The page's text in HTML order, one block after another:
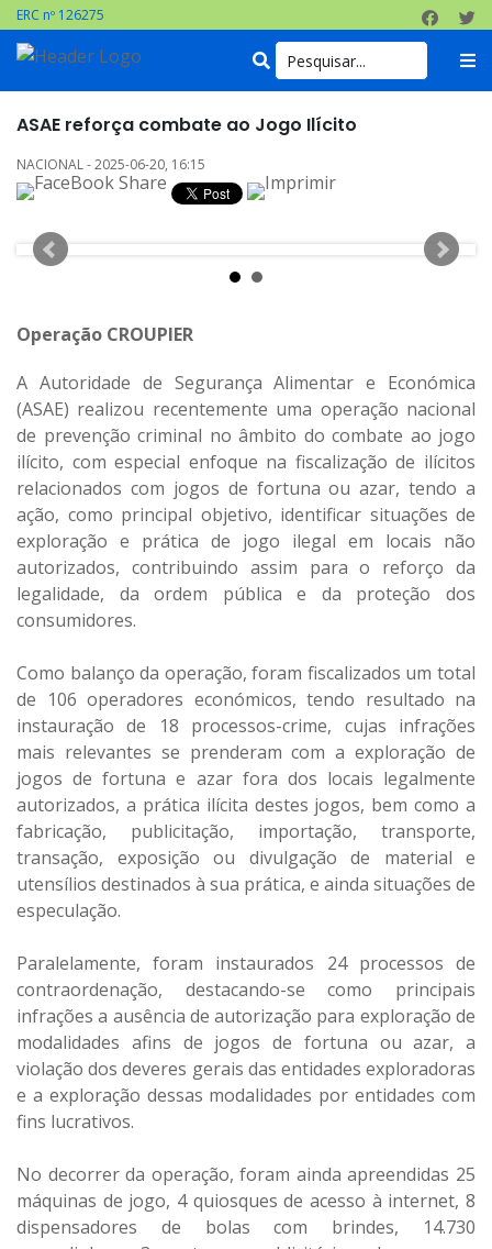
ERC nº 126275
ASAE reforça combate ao Jogo Ilícito
NACIONAL - 2025-06-20, 16:15
Operação CROUPIER
A Autoridade de Segurança Alimentar e Económica
(ASAE) realizou recentemente uma operação nacional
de prevenção criminal no âmbito do combate ao jogo
ilícito, com especial enfoque na fiscalização de ilícitos
relacionados com jogos de fortuna ou azar, tendo a
ação, como principal objetivo, identificar situações de
exploração e prática de jogo ilegal em locais não
autorizados, contribuindo assim para o reforço da
legalidade, da ordem pública e da proteção dos
consumidores.
Como balanço da operação, foram fiscalizados um total
de 106 operadores económicos, tendo resultado na
instauração de 18 processos-crime, cujas infrações
mais relevantes se prenderam com a exploração de
jogos de fortuna e azar fora dos locais legalmente
autorizados, a prática ilícita destes jogos, bem como a
fabricação, publicitação, importação, transporte,
transação, exposição ou divulgação de material e
utensílios destinados à sua prática, e ainda situações de
especulação.
Paralelamente, foram instaurados 24 processos de
contraordenação, destacando-se como principais
infrações a ausência de autorização para exploração de
modalidades afins de jogos de fortuna ou azar, a
violação dos deveres gerais das entidades exploradoras
e a exploração dessas modalidades por entidades com
fins lucrativos.
No decorrer da operação, foram ainda apreendidas 25
máquinas de jogo, 4 quiosques de acesso à internet, 8
dispensadores de bolas com brindes, 14.730